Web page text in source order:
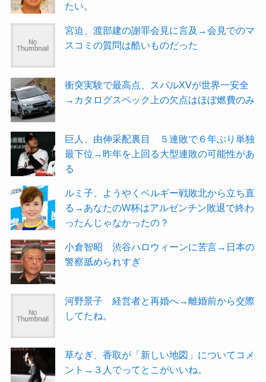
たい。
宮迫、渡部建の謝罪会見に言及→会見でのマ
スコミの質問は酷いものだった
衝突実験で最高点、スバルXVが世界一安全
→カタログスペック上の欠点はほぼ燃費のみ
巨人、由伸采配裏目 ５連敗で６年ぶり単独
最下位→昨年を上回る大型連敗の可能性があ
る
ルミ子、ようやくベルギー戦敗北から立ち直
る→あなたのW杯はアルゼンチン敗退で終わ
ったんじゃなかったの？
小倉智昭 渋谷ハロウィーンに苦言→日本の
警察舐められすぎ
河野景子 経営者と再婚へ→離婚前から交際
してたね。
草なぎ、香取が「新しい地図」についてコメ
ント→３人でってとこがいいね。